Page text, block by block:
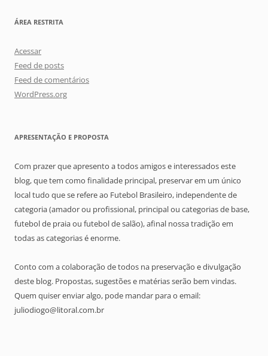
ÁREA RESTRITA
Acessar
Feed de posts
Feed de comentários
WordPress.org
APRESENTAÇÃO E PROPOSTA
Com prazer que apresento a todos amigos e interessados este
blog, que tem como finalidade principal, preservar em um único
local tudo que se refere ao Futebol Brasileiro, independente de
categoria (amador ou profissional, principal ou categorias de base,
futebol de praia ou futebol de salão), afinal nossa tradição em
todas as categorias é enorme.
Conto com a colaboração de todos na preservação e divulgação
deste blog. Propostas, sugestões e matérias serão bem vindas.
Quem quiser enviar algo, pode mandar para o email:
juliodiogo@litoral.com.br